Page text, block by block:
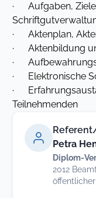
· Aufgaben,
· Aktenplan,
· Aktenbildung
·
· Elektronische
·
Teilnehmenden
Petra
Diplom-
2012